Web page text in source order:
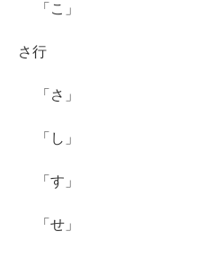
「こ」
さ行
「さ」
「し」
「す」
「せ」